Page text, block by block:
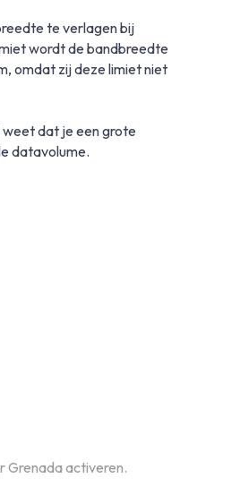
te verlagen bij
wordt de bandbreedte
omdat zij deze limiet niet
dat je een grote
datavolume.
Grenada activeren.